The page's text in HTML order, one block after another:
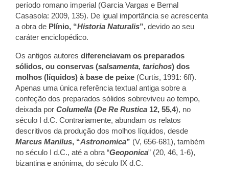
período romano imperial (Garcia Vargas e Bernal
Casasola: 2009, 135). De igual importância se acrescenta
a obra de Plínio, “Historia Naturalis”, devido ao seu
caráter enciclopédico.
Os antigos autores diferenciavam os preparados
sólidos, ou conservas (salsamenta, tarichos) dos
molhos (líquidos) à base de peixe (Curtis, 1991: 6ff).
Apenas uma única referência textual antiga sobre a
confeção dos preparados sólidos sobreviveu ao tempo,
deixada por Columella (De Re Rustica 12, 55,4), no
século I d.C. Contrariamente, abundam os relatos
descritivos da produção dos molhos líquidos, desde
Marcus Manilus, “Astronomica” (V, 656-681), também
no século I d.C., até a obra “Geoponica” (20, 46, 1-6),
bizantina e anónima, do século IX d.C.